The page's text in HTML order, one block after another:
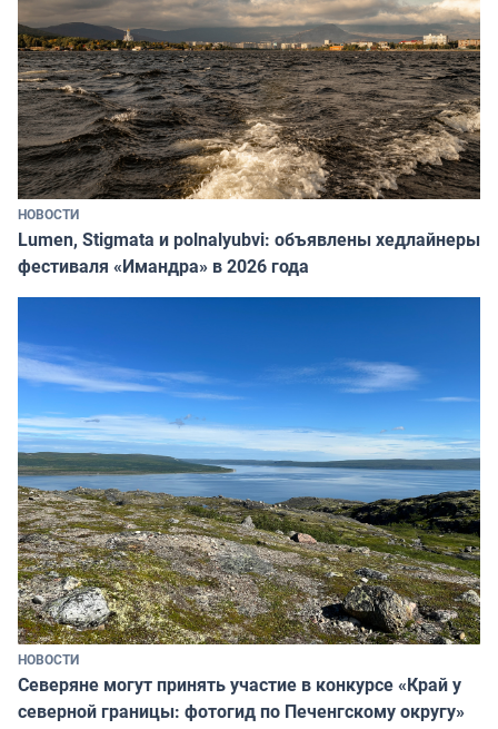
НОВОСТИ
Lumen, Stigmata и polnalyubvi: объявлены хедлайнеры
фестиваля «Имандра» в 2026 года
НОВОСТИ
Северяне могут принять участие в конкурсе «Край у
северной границы: фотогид по Печенгскому округу»